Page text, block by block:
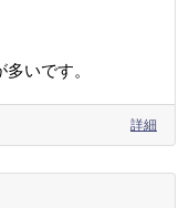
いです。
詳細